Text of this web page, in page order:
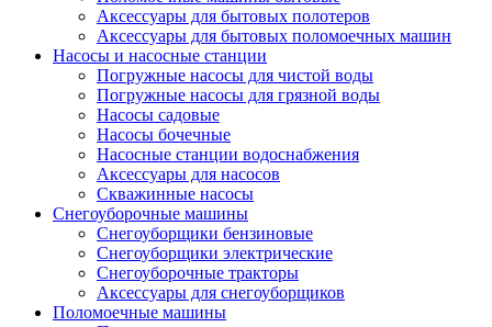
Аксессуары для бытовых полотеров
Аксессуары для бытовых поломоечных машин
Насосы и насосные станции
Погружные насосы для чистой воды
Погружные насосы для грязной воды
Насосы садовые
Насосы бочечные
Насосные станции водоснабжения
Аксессуары для насосов
Скважинные насосы
Снегоуборочные машины
Снегоуборщики бензиновые
Снегоуборщики электрические
Снегоуборочные тракторы
Аксессуары для снегоуборщиков
Поломоечные машины